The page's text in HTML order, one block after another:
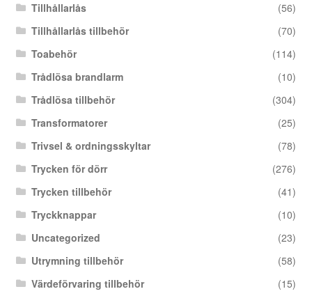
Tillhållarlås
(56)
Tillhållarlås tillbehör
(70)
Toabehör
(114)
Trådlösa brandlarm
(10)
Trådlösa tillbehör
(304)
Transformatorer
(25)
Trivsel & ordningsskyltar
(78)
Trycken för dörr
(276)
Trycken tillbehör
(41)
Tryckknappar
(10)
Uncategorized
(23)
Utrymning tillbehör
(58)
Värdeförvaring tillbehör
(15)